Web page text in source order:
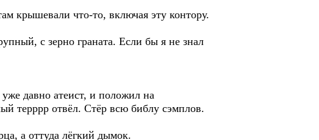
крышевали что-то, включая эту контору.
с зерно граната. Если бы я не знал
давно атеист, и положил на
терррр отвёл. Стёр всю библу сэмплов.
а оттуда лёгкий дымок.